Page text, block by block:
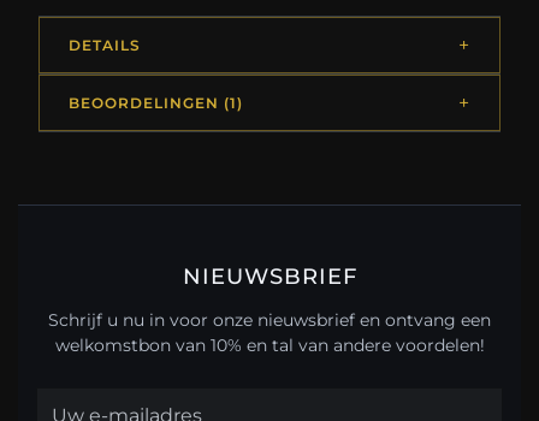
DETAILS
BEOORDELINGEN (1)
NIEUWSBRIEF
Schrijf u nu in voor onze nieuwsbrief en ontvang een
welkomstbon van 10% en tal van andere voordelen!